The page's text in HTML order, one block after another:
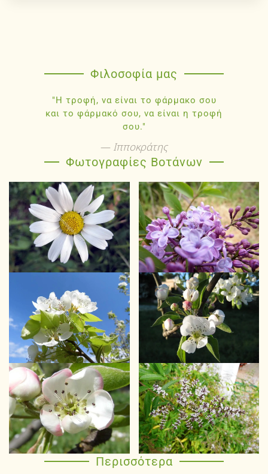
Φιλοσοφία μας
"Η τροφή, να είναι το φάρμακο σου
και το φάρμακό σου, να είναι η τροφή
σου."
Ιπποκράτης
Φωτογραφίες Βοτάνων
Περισσότερα